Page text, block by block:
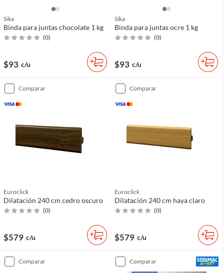
Sika
Binda para juntas chocolate 1 kg
(0)
$93 c/u
Sika
Binda para juntas ocre 1 kg
(0)
$93 c/u
comparar
Euroclick
Dilatación 240 cm cedro oscuro
(0)
$579 c/u
comparar
Euroclick
Dilatación 240 cm haya claro
(0)
$579 c/u
comparar comparar